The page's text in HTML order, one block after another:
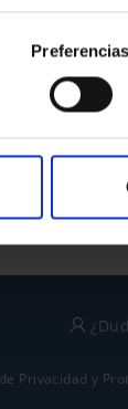
Preferencias
política de
Privacidad y